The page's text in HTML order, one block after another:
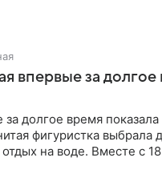
впервые за долгое
долгое время показала
фигуристка выбрала
на воде. Вместе с